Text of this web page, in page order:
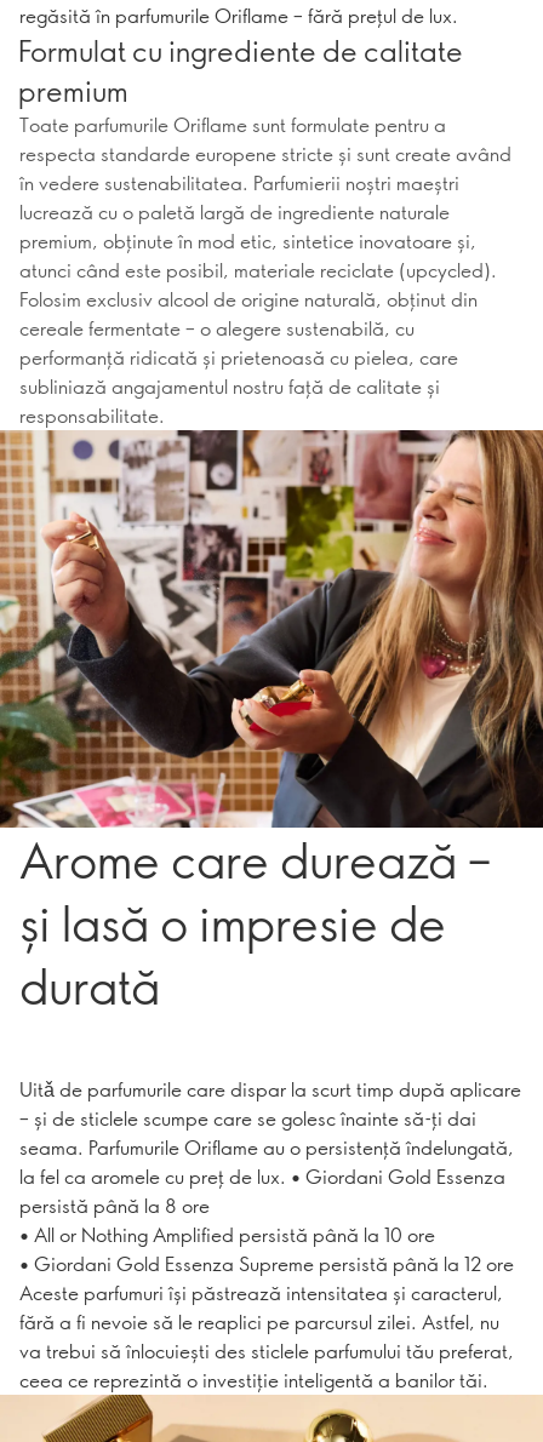
regăsită în parfumurile Oriflame – fără prețul de lux.
Formulat cu ingrediente de calitate
premium
Toate parfumurile Oriflame sunt formulate pentru a
respecta standarde europene stricte și sunt create având
în vedere sustenabilitatea. Parfumierii noștri maeștri
lucrează cu o paletă largă de ingrediente naturale
premium, obținute în mod etic, sintetice inovatoare și,
atunci când este posibil, materiale reciclate (upcycled).
Folosim exclusiv alcool de origine naturală, obținut din
cereale fermentate – o alegere sustenabilă, cu
performanță ridicată și prietenoasă cu pielea, care
subliniază angajamentul nostru față de calitate și
responsabilitate.
Arome care durează –
și lasă o impresie de
durată
Uitǎ de parfumurile care dispar la scurt timp după aplicare
– și de sticlele scumpe care se golesc înainte să-ți dai
seama. Parfumurile Oriflame au o persistență îndelungată,
la fel ca aromele cu preț de lux. • Giordani Gold Essenza
persistă până la 8 ore
• All or Nothing Amplified persistă până la 10 ore
• Giordani Gold Essenza Supreme persistă până la 12 ore
Aceste parfumuri își păstrează intensitatea și caracterul,
fără a fi nevoie să le reaplici pe parcursul zilei. Astfel, nu
va trebui să înlocuiești des sticlele parfumului tău preferat,
ceea ce reprezintă o investiție inteligentă a banilor tăi.